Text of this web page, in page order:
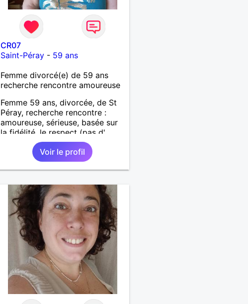
CR07
Saint-Péray - 59 ans
Femme divorcé(e) de 59 ans
recherche rencontre amoureuse
Femme 59 ans, divorcée, de St
Péray, recherche rencontre :
amoureuse, sérieuse, basée sur
la fidélité, le respect (pas d'
aventure d'un soir). Rien ne vaut
une rencontre après quelques
échanges par messages pour
savoir si il y a un feeling entre
Au plaisir de se découvrir...
Voir le profil